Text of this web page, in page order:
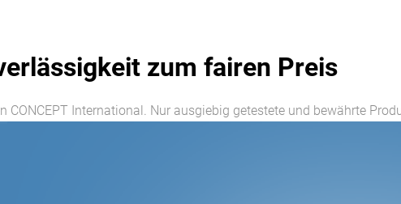
zum fairen Preis
CONCEPT International. Nur ausgiebig getestete und bewährte